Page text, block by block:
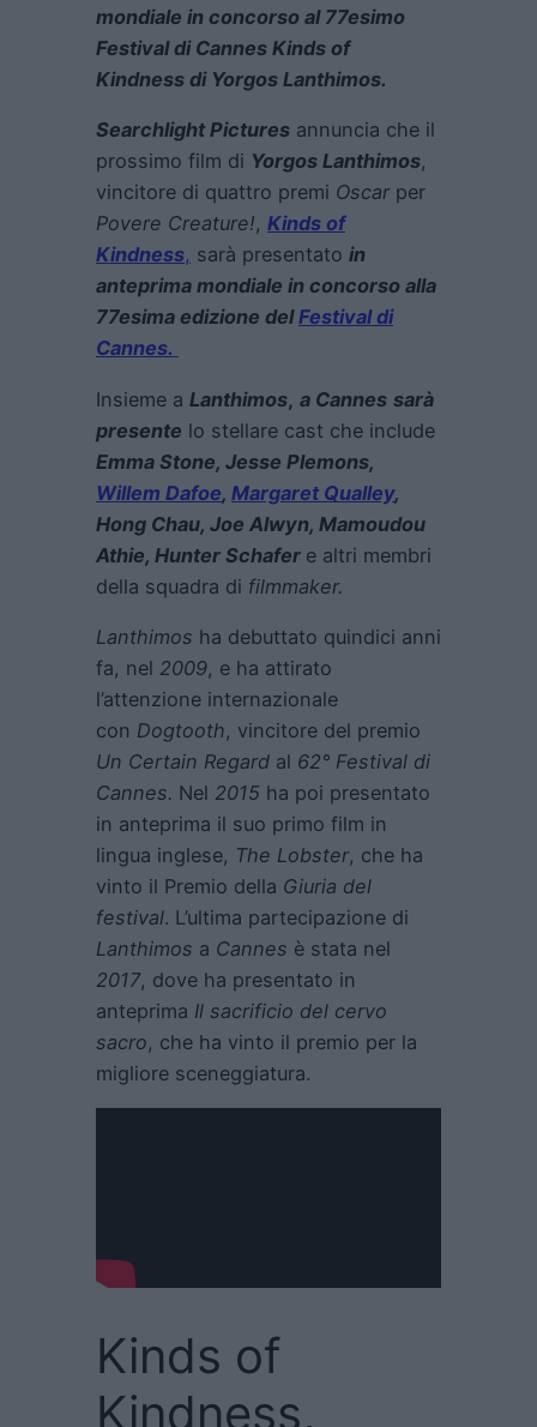
mondiale in concorso al 77esimo
Festival di Cannes Kinds of
Kindness di Yorgos Lanthimos.
Searchlight Pictures annuncia che il
prossimo film di Yorgos Lanthimos,
vincitore di quattro premi Oscarper
Povere Creature!, Kinds of
Kindness, sarà presentato in
anteprima mondiale in concorso alla
77esima edizione delFestival di
Cannes.
Insieme a Lanthimos, a Cannes sarà
presente lo stellare cast che include
Emma Stone, Jesse Plemons,
Willem Dafoe, Margaret Qualley,
Hong Chau, Joe Alwyn, Mamoudou
Athie, Hunter Schafer e altri membri
della squadra di filmmaker.
Lanthimos ha debuttato quindici anni
fa, nel 2009, e ha attirato
l’attenzione internazionale
con Dogtooth, vincitore del premio
Un Certain Regard al 62° Festival di
Cannes. Nel 2015 ha poi presentato
in anteprima il suo primo film in
lingua inglese, The Lobster, che ha
vinto il Premio della Giuria del
festival. L’ultima partecipazione di
Lanthimos a Cannes è stata nel
2017, dove ha presentato in
anteprima Il sacrificio del cervo
sacro, che ha vinto il premio per la
migliore sceneggiatura.
Kinds of
Kindness,